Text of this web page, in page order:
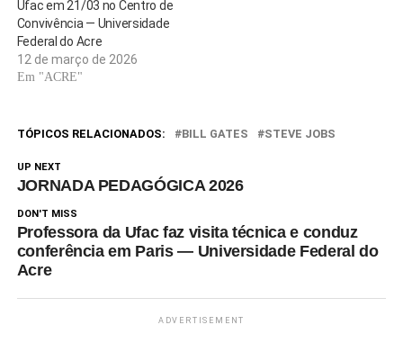
Ufac em 21/03 no Centro de
Convivência — Universidade
Federal do Acre
12 de março de 2026
Em "ACRE"
TÓPICOS RELACIONADOS: BILL GATES STEVE JOBS
UP NEXT
JORNADA PEDAGÓGICA 2026
DON'T MISS
Professora da Ufac faz visita técnica e conduz
conferência em Paris — Universidade Federal do
Acre
ADVERTISEMENT